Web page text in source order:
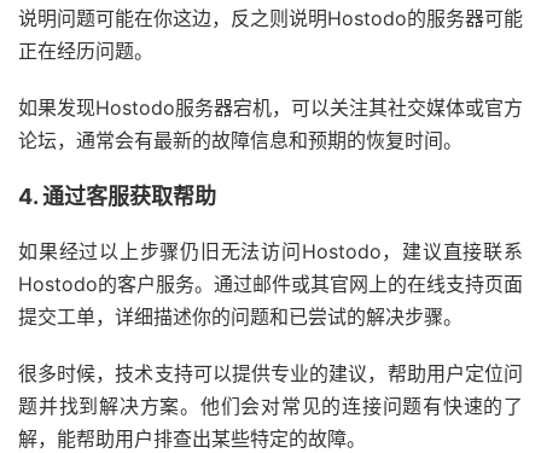
说明问题可能在你这边，反之则说明Hostodo的服务器可能
正在经历问题。
如果发现Hostodo服务器宕机，可以关注其社交媒体或官方
论坛，通常会有最新的故障信息和预期的恢复时间。
4. 通过客服获取帮助
如果经过以上步骤仍旧无法访问Hostodo，建议直接联系
Hostodo的客户服务。通过邮件或其官网上的在线支持页面
提交工单，详细描述你的问题和已尝试的解决步骤。
很多时候，技术支持可以提供专业的建议，帮助用户定位问
题并找到解决方案。他们会对常见的连接问题有快速的了
解，能帮助用户排查出某些特定的故障。